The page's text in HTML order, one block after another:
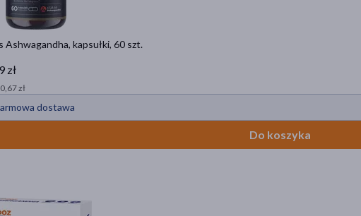
Ashwagandha, kapsułki, 60 szt.
zł
zł
dostawa
Do koszyka